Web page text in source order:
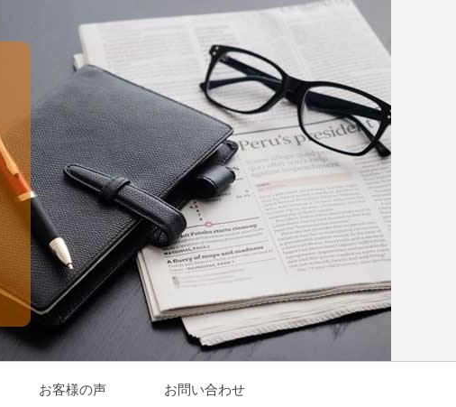
お客様の声 お問い合わせ